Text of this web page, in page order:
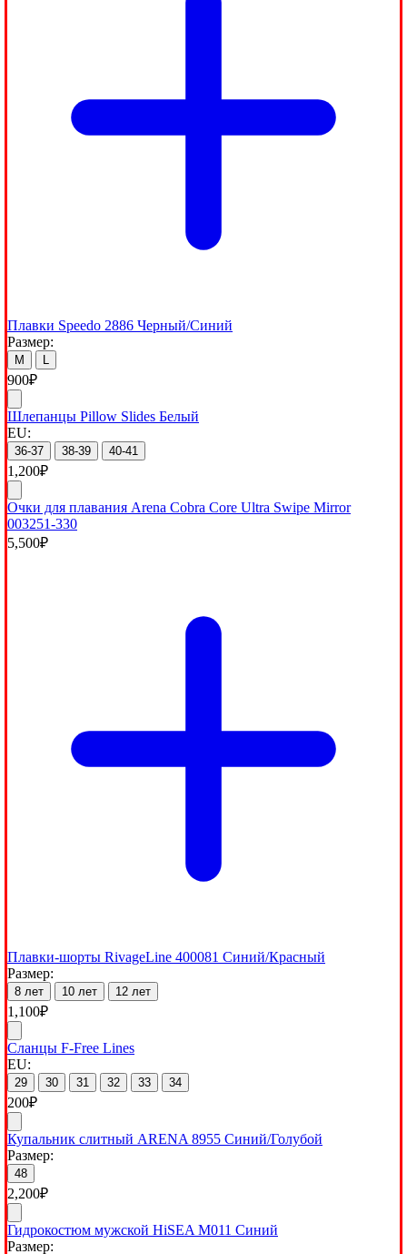
Плавки Speedo 2886 Черный/Синий
Размер:
M
900₽
Шлепанцы Pillow Slides Белый
EU:
36-37 38-39 40-41
1,200₽
Очки для плавания Arena Cobra Core Ultra Swipe Mirror
003251-330
5,500₽
Плавки-шорты RivageLine 400081 Синий/Красный
Размер:
8 лет 10 лет 12 лет
1,100₽
Сланцы F-Free Lines
EU:
29 30 31 32 33 34
200₽
Купальник слитный ARENA 8955 Синий/Голубой
Размер:
48
2,200₽
Гидрокостюм мужской HiSEA M011 Синий
Размер: